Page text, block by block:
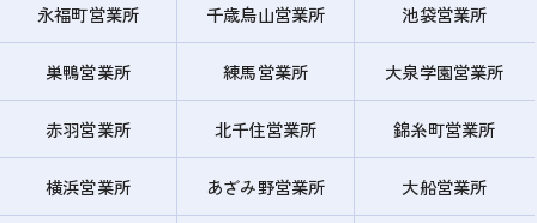
永福町営業所 千歳烏山営業所 池袋営業所
巣鴨営業所 練馬営業所 大泉学園営業所
赤羽営業所 北千住営業所 錦糸町営業所
横浜営業所 あざみ野営業所 大船営業所